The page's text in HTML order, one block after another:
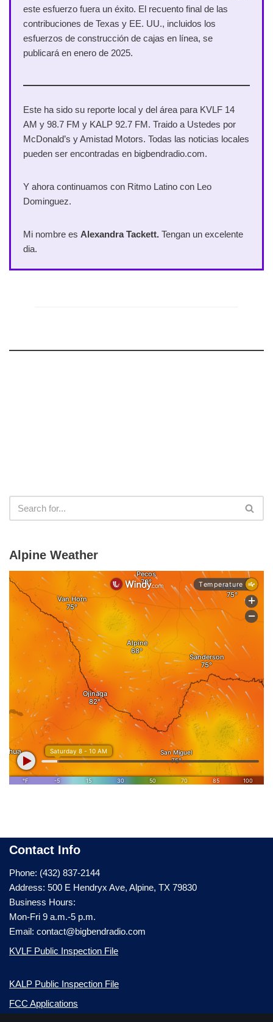
este esfuerzo fuera un éxito. El recuento final de las
contribuciones de Texas y EE. UU., incluidos los
esfuerzos de construcción de cajas en línea, se
publicará en enero de 2025.
Este ha sido su reporte local y del área para KVLF 14
AM y 98.7 FM y KALP 92.7 FM. Traido a Ustedes por
McDonald’s y Amistad Motors. Todas las noticias locales
pueden ser encontradas en bigbendradio.com.
Y ahora continuamos con Ritmo Latino con Leo
Dominguez.
Mi nombre es Alexandra Tackett. Tengan un excelente
dia.
Alpine Weather
Contact Info
Phone: (432) 837-2144
Address: 500 E Hendryx Ave, Alpine, TX 79830
Business Hours:
Mon-Fri 9 a.m.-5 p.m.
Email: contact@bigbendradio.com
KVLF Public Inspection File
KALP Public Inspection File
FCC Applications